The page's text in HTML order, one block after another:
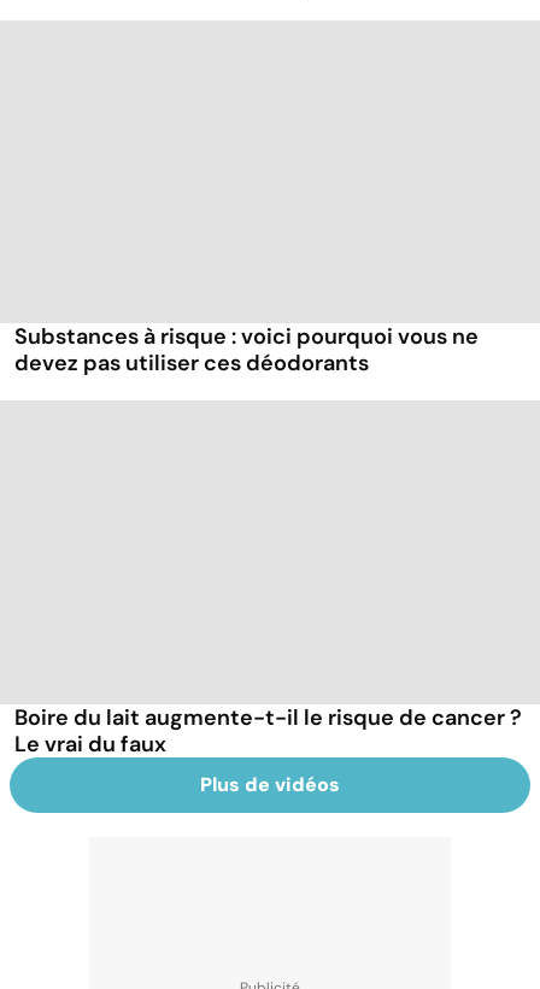
Substances à risque : voici pourquoi vous ne
devez pas utiliser ces déodorants
Boire du lait augmente-t-il le risque de cancer ?
Le vrai du faux
Plus de vidéos